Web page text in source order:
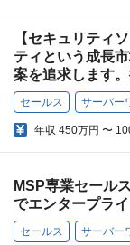
【セキュリティ
ティという成長
案を追求します
きやすさ」を支
セールス サーバー
年収 450万円 〜
MSP専業セール
でエンタープラ
セールス サーバー